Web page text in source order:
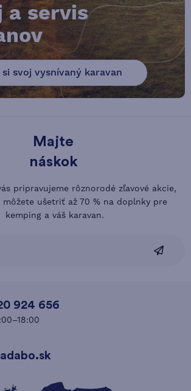
a servis
svoj vysnívaný karavan
Majte
náskok
pripravujeme rôznorodé zľavové akcie,
ušetriť až 70 % na doplnky pre
kemping a váš karavan.
924 656